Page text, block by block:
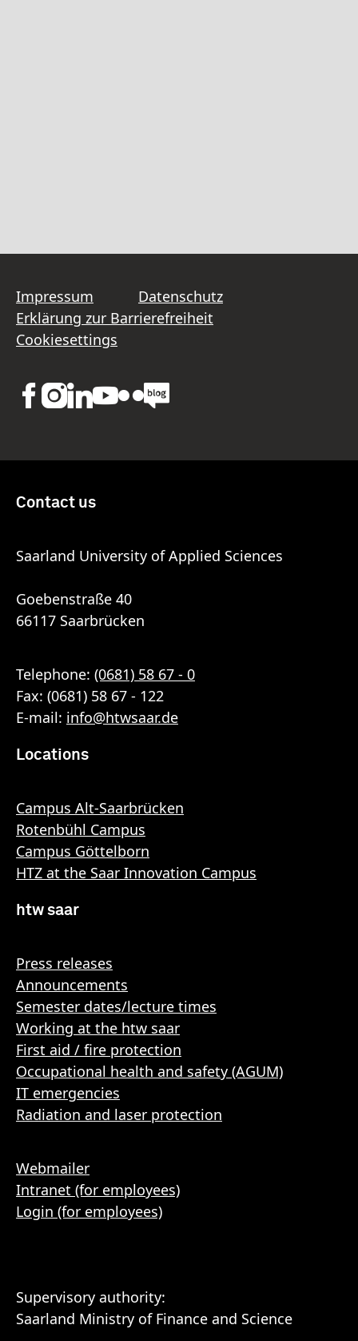
Impressum
Datenschutz
Erklärung zur Barrierefreiheit
Cookiesettings
Contact us
Saarland University of Applied Sciences
Goebenstraße 40
66117 Saarbrücken
Telephone: (0681) 58 67 - 0
Fax: (0681) 58 67 - 122
E-mail: info@htwsaar.de
Locations
Campus Alt-Saarbrücken
Rotenbühl Campus
Campus Göttelborn
HTZ at the Saar Innovation Campus
htw saar
Press releases
Announcements
Semester dates/lecture times
Working at the htw saar
First aid / fire protection
Occupational health and safety (AGUM)
IT emergencies
Radiation and laser protection
Webmailer
Intranet (for employees)
Login (for employees)
Supervisory authority:
Saarland Ministry of Finance and Science